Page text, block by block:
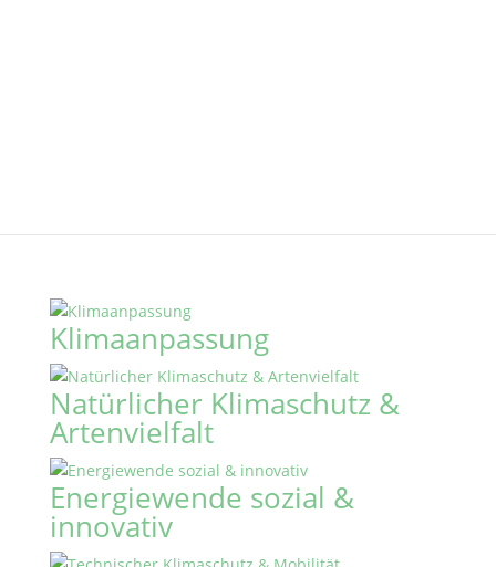
Klimaanpassung
Natürlicher Klimaschutz &
Artenvielfalt
Energiewende sozial &
innovativ